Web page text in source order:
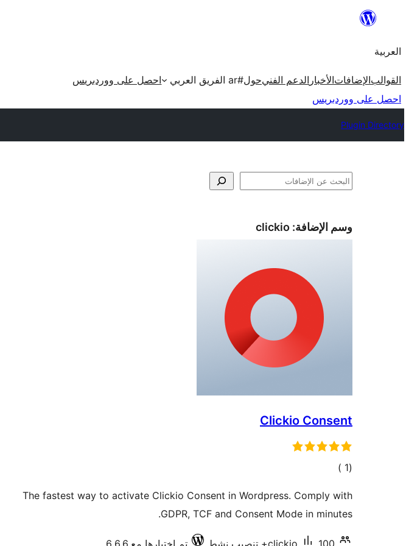
المحتوى
العربية
القوالبالإضافاتالأخبار الدعم الفنيحول#ar الفريق العربي
احصل على ووردبريس
احصل على ووردبريس
Plugin Directory
البحث
وسم الإضافة: clickio
Clickio Consent
(1
إجمالي)
The fastest way to activate Clickio Consent in Wordpress. Comply with
GDPR, TCF and Consent Mode in minutes.
clickio 100+ تنصيب نشط تم اختبارها مع 6.6.6